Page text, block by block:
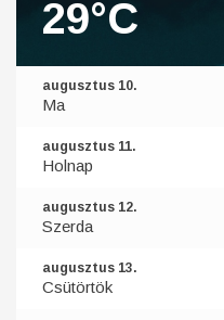
29°C
augusztus 10.
Ma
augusztus 11.
Holnap
augusztus 12.
Szerda
augusztus 13.
Csütörtök